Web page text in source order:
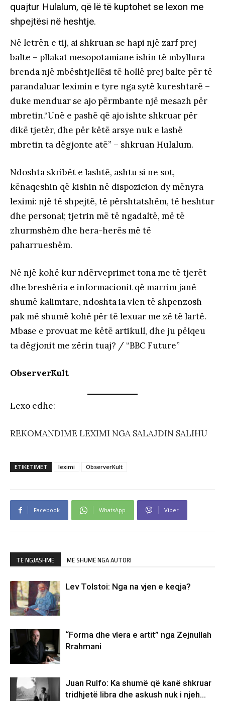
quajtur Hulalum, që lë të kuptohet se lexon me
shpejtësi në heshtje.
Në letrën e tij, ai shkruan se hapi një zarf prej
balte – pllakat mesopotamiane ishin të mbyllura
brenda një mbështjellësi të hollë prej balte për të
parandaluar leximin e tyre nga sytë kureshtarë –
duke menduar se ajo përmbante një mesazh për
mbretin.“Unë e pashë që ajo ishte shkruar për
dikë tjetër, dhe për këtë arsye nuk e lashë
mbretin ta dëgjonte atë” – shkruan Hulalum.
Ndoshta skribët e lashtë, ashtu si ne sot,
kënaqeshin që kishin në dispozicion dy mënyra
leximi: një të shpejtë, të përshtatshëm, të heshtur
dhe personal; tjetrin më të ngadaltë, më të
zhurmshëm dhe hera-herës më të
paharrueshëm.
Në një kohë kur ndërveprimet tona me të tjerët
dhe breshëria e informacionit që marrim janë
shumë kalimtare, ndoshta ia vlen të shpenzosh
pak më shumë kohë për të lexuar me zë të lartë.
Mbase e provuat me këtë artikull, dhe ju pëlqeu
ta dëgjonit me zërin tuaj? / “BBC Future”
ObserverKult
Lexo edhe:
REKOMANDIME LEXIMI NGA SALAJDIN SALIHU
ETIKETIMET leximi ObserverKult
Facebook WhatsApp Viber
TË NGJASHME MË SHUMË NGA AUTORI
Lev Tolstoi: Nga na vjen e keqja?
“Forma dhe vlera e artit” nga Zejnullah
Rrahmani
Juan Rulfo: Ka shumë që kanë shkruar
tridhjetë libra dhe askush nuk i njeh…